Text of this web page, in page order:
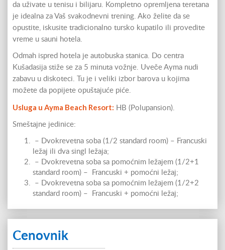
da uživate u tenisu i bilijaru. Kompletno opremljena teretana
je idealna za Vaš svakodnevni trening. Ako želite da se
opustite, iskusite tradicionalno tursko kupatilo ili provedite
vreme u sauni hotela.
Odmah ispred hotela je autobuska stanica. Do centra
Kušadasija stiže se za 5 minuta vožnje. Uveče Ayma nudi
zabavu u diskoteci. Tu je i veliki izbor barova u kojima
možete da popijete opuštajuće piće.
Usluga u Ayma Beach Resort: HB (Polupansion).
Smeštajne jedinice:
– Dvokrevetna soba (1/2 standard room) – Francuski
ležaj ili dva singl ležaja;
– Dvokrevetna soba sa pomoćnim ležajem (1/2+1
standard room) – Francuski + pomoćni ležaj;
– Dvokrevetna soba sa pomoćnim ležajem (1/2+2
standard room) – Francuski + pomoćni ležaj;
Cenovnik